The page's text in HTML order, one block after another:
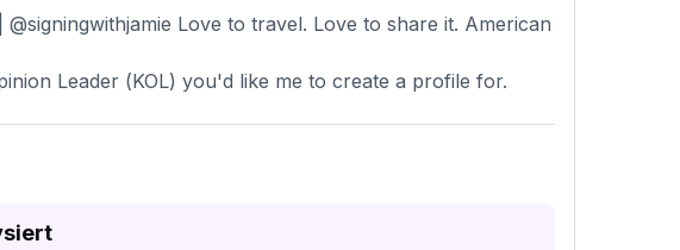
Love to travel. Love to share it. American
Leader (KOL) you'd like me to create a profile for.